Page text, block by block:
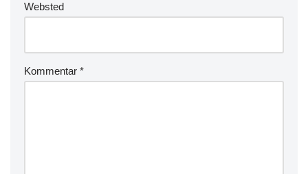
Websted
Kommentar *